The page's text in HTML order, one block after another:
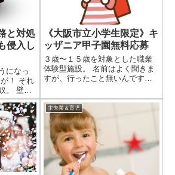
と対処
侵入し
になっ
！ それ
。 壁を
カサ」
… もう何
《大阪市立小学生限定》キ
ッザニア甲子園無料応募
３歳〜１５歳を対象とした職業
体験型施設。 名前はよく聞きま
すが、行ったこと無いんですよ
年生、保育園児）が家の中で一
番好きな遊びはお店屋さんごっ
こ。 「そういえばキッザニア甲
子園ってのがあったな〜」 「連
れて行っ...
主夫業＆育児